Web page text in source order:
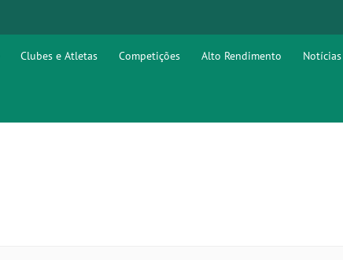
Clubes e Atletas Competições Alto Rendimento